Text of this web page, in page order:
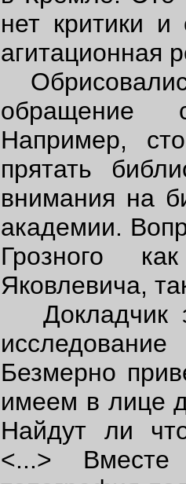
нет критики и
агитационная
обращение
Например,
прятать
внимания на
академии.
Грозного
Яковлевича,
Докладчик
Безмерно
имеем в лице
Найдут ли
<...>